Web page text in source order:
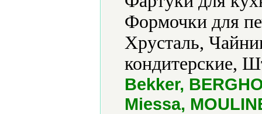
Формочки для
Хрусталь,
кондитерские,
Bekker,
Miessa,